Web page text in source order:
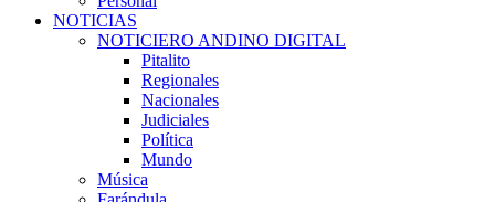
NOTICIAS
NOTICIERO ANDINO DIGITAL
Pitalito
Regionales
Nacionales
Judiciales
Política
Mundo
Música